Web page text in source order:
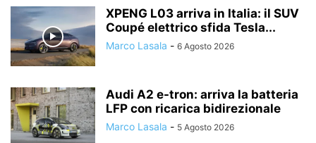
XPENG L03 arriva in Italia: il SUV
Coupé elettrico sfida Tesla...
Marco Lasala - 6 Agosto 2026
Audi A2 e-tron: arriva la batteria
LFP con ricarica bidirezionale
Marco Lasala - 5 Agosto 2026